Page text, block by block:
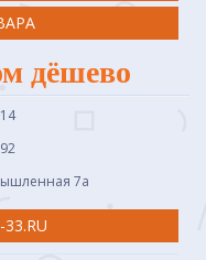
дёшево
7a
33.RU